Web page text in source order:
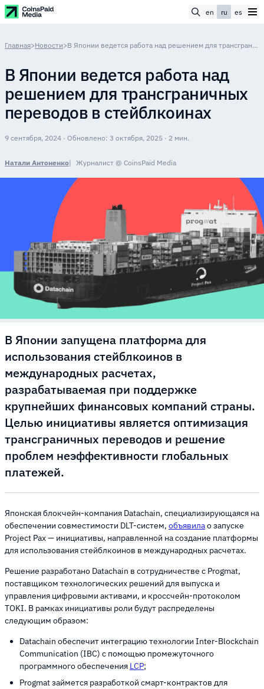
en ru es
Главная>Новости> В Японии ведется работа над решением для трансграничных переводов в стейблкоинах
В Японии ведется работа над
решением для трансграничных
переводов в стейблкоинах
9 сентября, 2024 · Обновлено: 3 октября, 2025 · 2 мин.
Натали Антоненко Журналист @ CoinsPaid Media
В Японии запущена платформа для
использования стейблкоинов в
международных расчетах,
разрабатываемая при поддержке
крупнейших финансовых компаний страны.
Целью инициативы является оптимизация
трансграничных переводов и решение
проблем неэффективности глобальных
платежей.
Японская блокчейн-компания Datachain, специализирующаяся на
обеспечении совместимости DLT-систем, объявилао запуске
Project Pax — инициативы, направленной на создание платформы
для использования стейблкоинов в международных расчетах.
Решение разработано Datachain в сотрудничестве с Progmat,
поставщиком технологических решений для выпуска и
управления цифровыми активами, и кроссчейн-протоколом
TOKI. В рамках инициативы роли будут распределены
следующим образом:
Datachain обеспечит интеграцию технологии Inter-Blockchain
Communication (IBC) с помощью промежуточного
программного обеспечения LCP;
Progmat займется разработкой смарт-контрактов для